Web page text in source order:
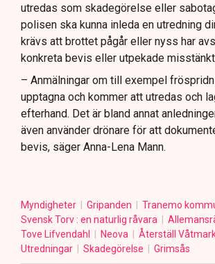
utredas som skadegörelse eller
polisen ska kunna inleda en utredning
krävs att brottet pågår eller nyss har
konkreta bevis eller utpekade
– Anmälningar om till exempel
upptagna och kommer att utredas och
efterhand. Det är bland annat
även använder drönare för att
bevis, säger Anna-Lena Mann.
Myndigheter Gripanden Tranemo
Svensk Torv : en naturlig råvara
Tove Lifvendahl
Neova Återställ
Utredningar
Skadegörelse Grimsås